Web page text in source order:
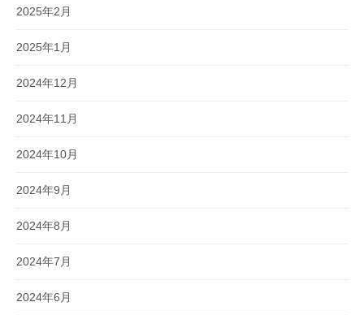
2025年2月
2025年1月
2024年12月
2024年11月
2024年10月
2024年9月
2024年8月
2024年7月
2024年6月